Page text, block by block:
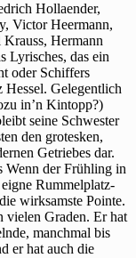
Hollaender,
Victor Heermann,
Hermann
Lyrisches, das ein
oder Schiffers
Gelegentlich
in’n Kintopp?)
seine Schwester
den grotesken,
Getriebes dar.
Wenn der Frühling in
Rummelplatz-
wirksamste Pointe.
vielen Graden. Er hat
manchmal bis
er hat auch die